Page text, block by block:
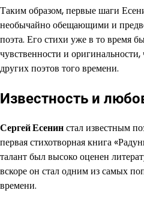
Таким образом, первые шаги
необычайно обещающими и
поэта. Его стихи уже в то время
чувственности и
других поэтов того времени.
Известность и
Сергей Есенинстал известным
первая стихотворная книга
талант был высоко оценен
вскоре он стал одним из самых
времени.